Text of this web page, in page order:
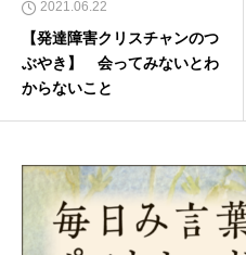
2021.06.22
【発達障害クリスチャンのつ
ぶやき】 会ってみないとわ
からないこと